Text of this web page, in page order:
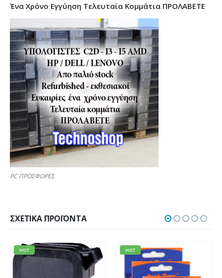
Ένα Χρόνο Εγγύηση Τελευταία Κομμάτια ΠΡΟΛΑΒΕΤΕ
PC ΠΡΟΣΦΟΡΕΣ
ΣΧΕΤΙΚΆ ΠΡΟΪΌΝΤΑ
HOT HOT